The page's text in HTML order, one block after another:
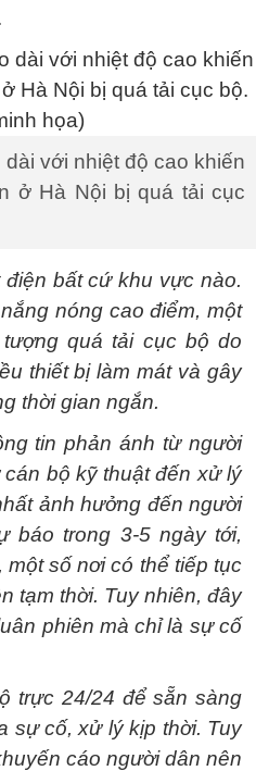
với nhiệt độ cao khiến
ở Hà Nội bị quá tải cục
điện bất cứ khu vực nào.
nóng cao điểm, một
quá tải cục bộ do
thiết bị làm mát và gây
thời gian ngắn.
tin phản ánh từ người
bộ kỹ thuật đến xử lý
ảnh hưởng đến người
báo trong 3-5 ngày tới,
số nơi có thể tiếp tục
tạm thời. Tuy nhiên, đây
phiên mà chỉ là sự cố
trực 24/24 để sẵn sàng
sự cố, xử lý kịp thời. Tuy
cáo người dân nên